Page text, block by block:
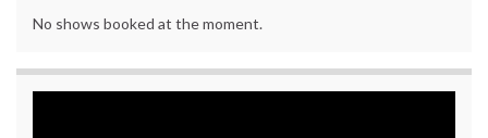
No shows booked at the moment.